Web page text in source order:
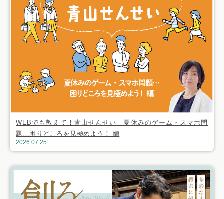
WEBでも教えて！青山せんせい 夏休みのゲーム・スマホ問
題…困りどころを見極めよう！ 編
2026.07.25